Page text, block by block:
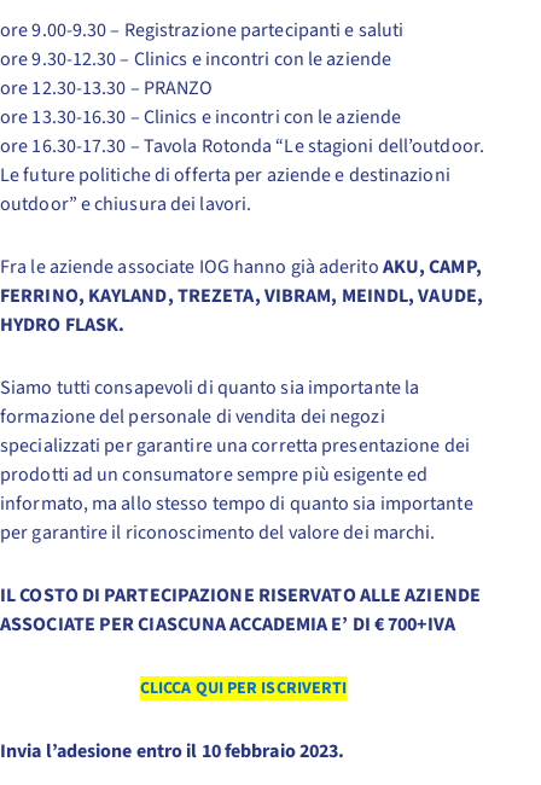
ore 9.00-9.30 – Registrazione partecipanti e saluti
ore 9.30-12.30 – Clinics e incontri con le aziende
ore 12.30-13.30 – PRANZO
ore 13.30-16.30 – Clinics e incontri con le aziende
ore 16.30-17.30 – Tavola Rotonda “Le stagioni dell’outdoor.
Le future politiche di offerta per aziende e destinazioni
outdoor” e chiusura dei lavori.
Fra le aziende associate IOG hanno già aderitoAKU, CAMP,
FERRINO, KAYLAND, TREZETA, VIBRAM, MEINDL, VAUDE,
HYDRO FLASK.
Siamo tutti consapevoli di quanto sia importante la
formazione del personale di vendita dei negozi
specializzati per garantire una corretta presentazione dei
prodotti ad un consumatore sempre più esigente ed
informato, ma allo stesso tempo di quanto sia importante
per garantire il riconoscimento del valore dei marchi.
IL COSTO DI PARTECIPAZIONE RISERVATO ALLE AZIENDE
ASSOCIATE PER CIASCUNA ACCADEMIA E’ DI € 700+IVA
CLICCA QUI PER ISCRIVERTI
Invia l’adesione entro il 10 febbraio 2023.